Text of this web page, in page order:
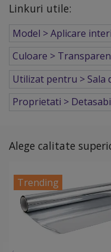
Linkuri utile:
Model > Aplicare
Culoare >
Utilizat pentru > Sala
Proprietati >
Alege calitate
Trending